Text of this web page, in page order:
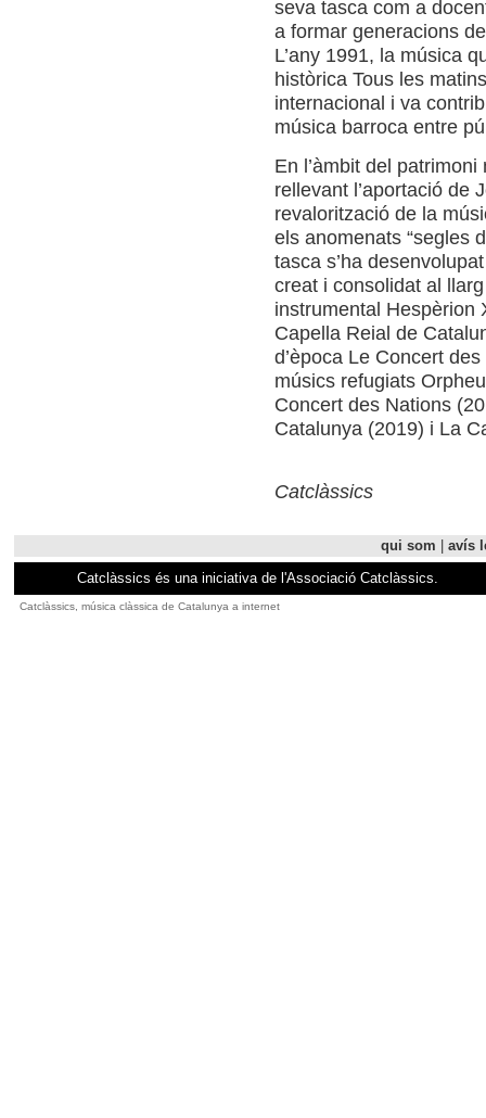
seva tasca com a
a formar generacions
L’any 1991, la música
històrica Tous les
internacional i va
música barroca entre
En l’àmbit del
rellevant l’aportació de
revalorització de la
els anomenats “segles
tasca s’ha
creat i consolidat al
instrumental Hespèrion
Capella Reial de
d’època Le Concert
músics refugiats
Concert des Nations
Catalunya (2019) i La
Catclàssics
qui som
avís
Catclàssics és una iniciativa de l'Associació Catclàssics.
Catclàssics, música clàssica de Catalunya a internet